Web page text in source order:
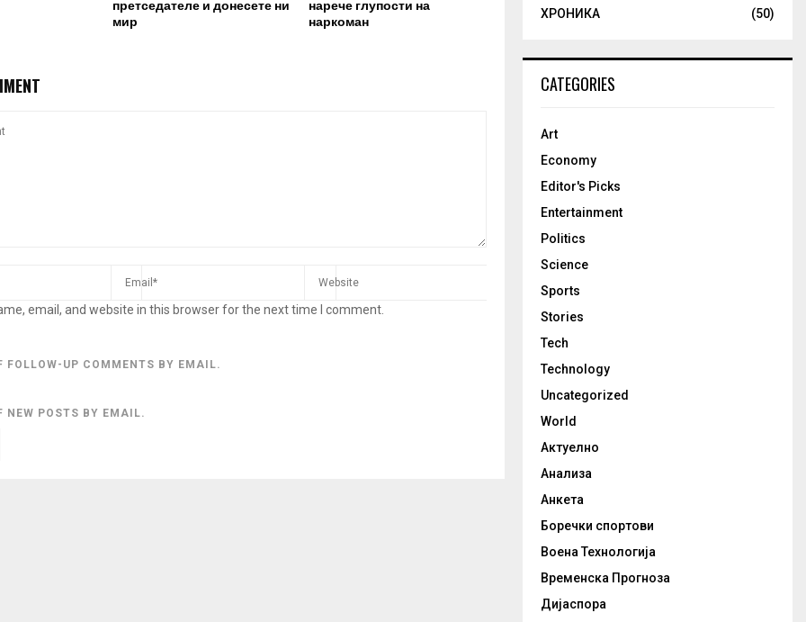
претседателе и донесете ни
мир
нарече глупости на
наркоман
email, and website in this browser for the next time I comment.
FOLLOW-UP COMMENTS BY EMAIL.
NEW POSTS BY EMAIL.
ХРОНИКА
(50)
CATEGORIES
Art
Economy
Editor's Picks
Entertainment
Politics
Science
Sports
Stories
Tech
Technology
Uncategorized
World
Актуелно
Анализа
Анкета
Боречки спортови
Воена Технологија
Временска Прогноза
Дијаспора